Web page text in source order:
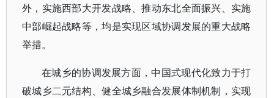
外，实施西部大开发战略、推动东北全面振兴、实施
中部崛起战略等，均是实现区域协调发展的重大战略
举措。
在城乡的协调发展方面，中国式现代化致力于打
破城乡二元结构、健全城乡融合发展体制机制，实现